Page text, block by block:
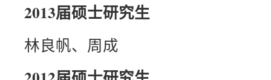
2013届硕士研究生
林良帆、周成